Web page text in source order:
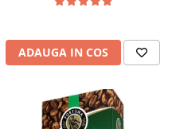
ADAUGA IN COS